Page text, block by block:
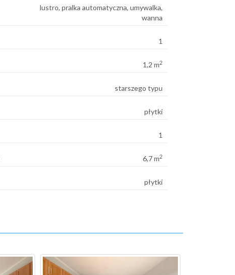
lustro, pralka automatyczna, umywalka,
wanna
1
1,2 m2
starszego typu
płytki
1
6,7 m2
płytki